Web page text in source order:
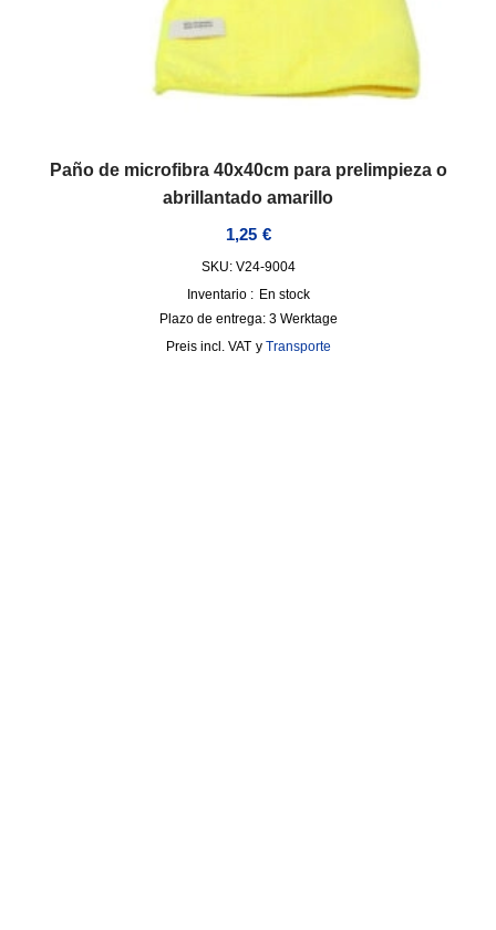
Paño de microfibra 40x40cm para prelimpieza o
abrillantado amarillo
1,25 €
SKU: V24-9004
Inventario : En stock
Plazo de entrega: 3 Werktage
incl. VAT y Transporte